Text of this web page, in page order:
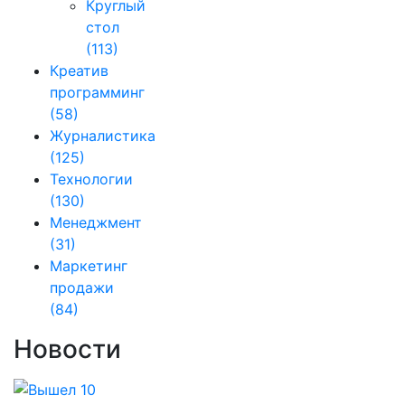
Круглый
стол
(113)
Креатив
программинг
(58)
Журналистика
(125)
Технологии
(130)
Менеджмент
(31)
Маркетинг
продажи
(84)
Новости